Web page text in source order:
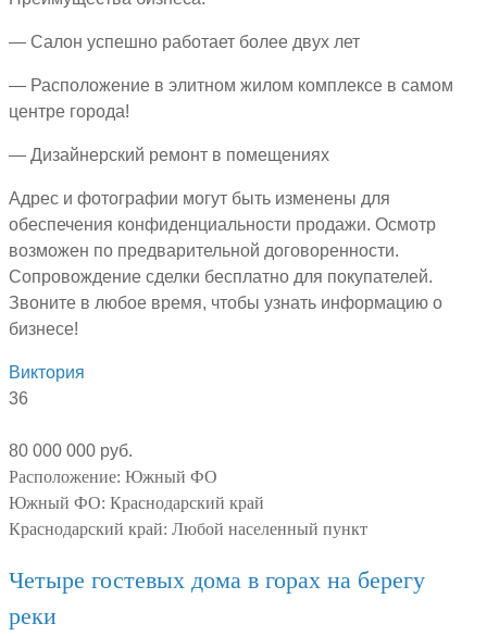
— Салон успешно работает более двух лет
— Расположение в элитном жилом комплексе в самом
центре города!
— Дизайнерский ремонт в помещениях
Адрес и фотографии могут быть изменены для
обеспечения конфиденциальности продажи. Осмотр
возможен по предварительной договоренности.
Сопровождение сделки бесплатно для покупателей.
Звоните в любое время, чтобы узнать информацию о
бизнесе!
Виктория
36
80 000 000 руб.
Расположение: Южный ФО
Южный ФО: Краснодарский край
Краснодарский край: Любой населенный пункт
Четыре гостевых дома в горах на берегу
реки